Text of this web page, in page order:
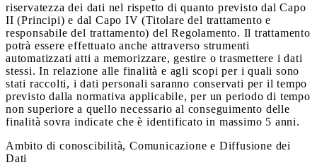
riservatezza dei dati nel rispetto di quanto previsto dal Capo
II (Principi) e dal Capo IV (Titolare del trattamento e
responsabile del trattamento) del Regolamento. Il trattamento
potrà essere effettuato anche attraverso strumenti
automatizzati atti a memorizzare, gestire o trasmettere i dati
stessi. In relazione alle finalità e agli scopi per i quali sono
stati raccolti, i dati personali saranno conservati per il tempo
previsto dalla normativa applicabile, per un periodo di tempo
non superiore a quello necessario al conseguimento delle
finalità sovra indicate che è identificato in massimo 5 anni.
Ambito di conoscibilità, Comunicazione e Diffusione dei
Dati